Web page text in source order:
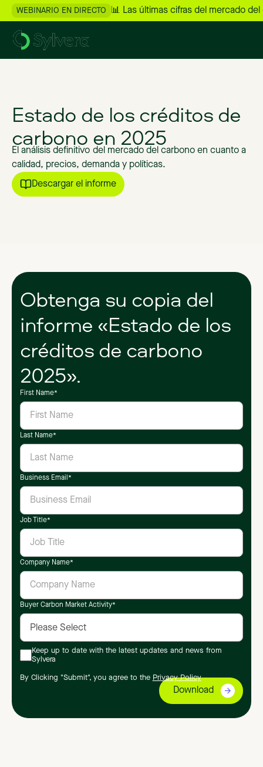
WEBINARIO EN DIRECTO 📊 Las últimas cifras del mercado
Estado de los créditosde
carbono en 2025
El análisis definitivo del mercado del carbono en cuanto a
calidad, precios, demanda y políticas.
Descargar el informe
Obtenga su copia del
informe «Estado de los
créditos de carbono
2025».
First Name*
Last Name*
Business Email *
Job Title*
Company Name*
Buyer Carbon Market Activity*
Keep up to date with the latest updates and news from
Sylvera
By Clicking "Submit", you agree to the Privacy Policy